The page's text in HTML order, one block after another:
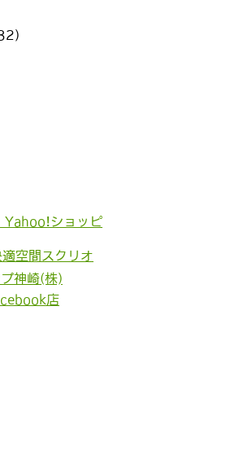
Yahoo!ショッピ
空間スクリオ
神崎(株)
店